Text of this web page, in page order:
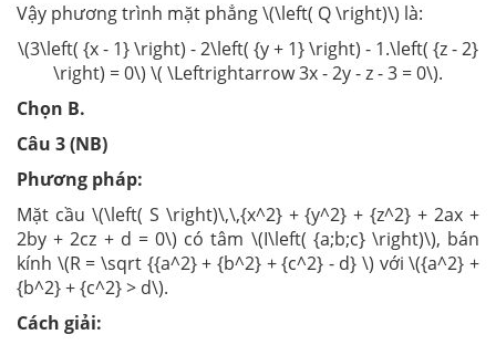
Vậy phương trình mặt phẳng \(\left( Q \right)\) là:
\(3\left( {x - 1} \right) - 2\left( {y + 1} \right) - 1.\left( {z - 2}
\right) = 0\) \( \Leftrightarrow 3x - 2y - z - 3 = 0\).
Chọn B.
Câu 3 (NB)
Phương pháp:
Mặt cầu \(\left( S \right)\,\,{x^2} + {y^2} + {z^2} + 2ax +
2by + 2cz + d = 0\) có tâm \(I\left( {a;b;c} \right)\), bán
kính \(R = \sqrt {{a^2} + {b^2} + {c^2} - d} \) với \({a^2} +
{b^2} + {c^2} > d\).
Cách giải: